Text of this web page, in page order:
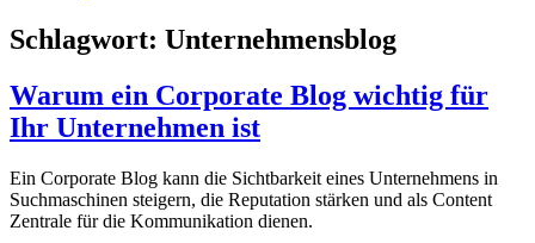
Schlagwort: Unternehmensblog
Warum ein Corporate Blog wichtig für
Ihr Unternehmen ist
Ein Corporate Blog kann die Sichtbarkeit eines Unternehmens in
Suchmaschinen steigern, die Reputation stärken und als Content
Zentrale für die Kommunikation dienen.